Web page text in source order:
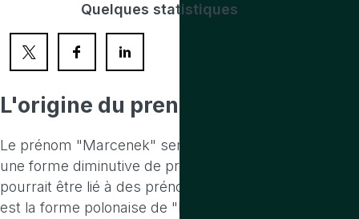
Quelques statistiques
L'origine du prenom marcenek
Le prénom "Marcenek" semble être une variante ou
une forme diminutive de prénoms d'origine slave. Il
pourrait être lié à des prénoms comme "Marcin," qui
est la forme polonaise de "Martin." "Martin" lui-même